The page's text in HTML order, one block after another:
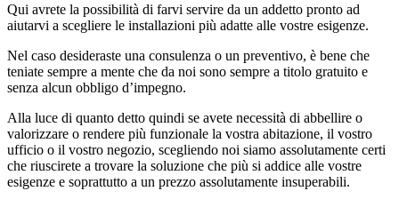
Qui avrete la possibilità di farvi servire da un addetto pronto ad
aiutarvi a scegliere le installazioni più adatte alle vostre esigenze.
Nel caso desideraste una consulenza o un preventivo, è bene che
teniate sempre a mente che da noi sono sempre a titolo gratuito e
senza alcun obbligo d’impegno.
Alla luce di quanto detto quindi se avete necessità di abbellire o
valorizzare o rendere più funzionale la vostra abitazione, il vostro
ufficio o il vostro negozio, scegliendo noi siamo assolutamente certi
che riuscirete a trovare la soluzione che più si addice alle vostre
esigenze e soprattutto a un prezzo assolutamente insuperabili.